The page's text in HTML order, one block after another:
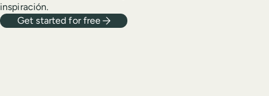
inspiración.
Get started for free